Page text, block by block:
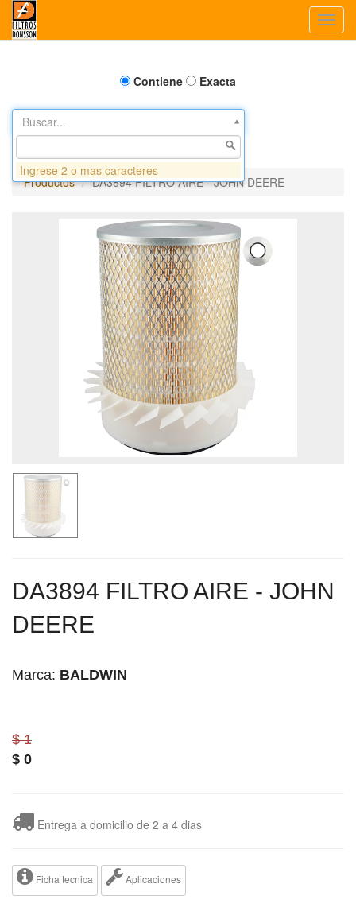
Contiene Exacta
Buscar...
Productos DA3894 FILTRO AIRE - JOHN DEERE
DA3894 FILTRO AIRE - JOHN
DEERE
Marca: BALDWIN
$ 1
$ 0
Entrega a domicilio de 2 a 4 dias
Ficha tecnica Aplicaciones
Ingrese 2 o mas caracteres